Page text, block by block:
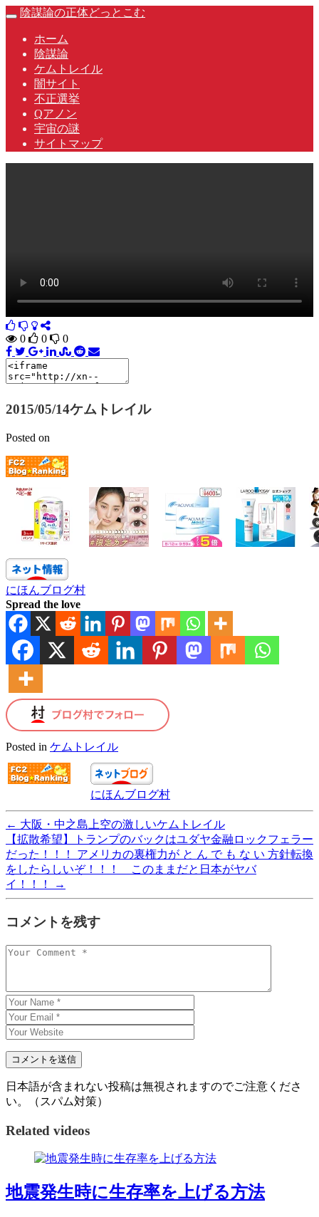
Skip
content
Toggle
陰謀論の正体どっとこむ
ホーム
陰謀論
ケムトレイル
闇サイト
不正選挙
Qアノン
宇宙の謎
サイトマップ
0 0 0
2015/05/14ケムトレイル
Posted on
にほんブログ村
Spread the love
Posted in ケムトレイル
にほんブログ村
← 大阪・中之島上空の激しいケムトレイル
【拡散希望】トランプのバックはユダヤ金融ロックフェラー
だった！！！ アメリカの裏権力が と ん で も な い 方針転換
をしたらしいぞ！！！ このままだと日本がヤバ
イ！！！
→
コメントを残す
日本語が含まれない投稿は無視されますのでご注意くださ
い。（スパム対策）
Related videos
地震発生時に生存率を上げる方法